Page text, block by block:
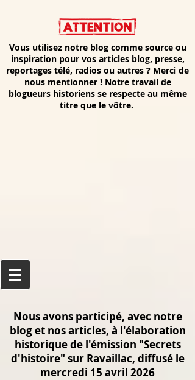
Vous utilisez notre blog comme source ou
inspiration pour vos articles blog, presse,
reportages télé, radios ou autres ? Merci de
nous mentionner ! Notre travail de
blogueurs historiens se respecte au même
titre que le vôtre.
Nous avons participé, avec notre
blog et nos articles, à l'élaboration
historique de l'émission "Secrets
d'histoire" sur Ravaillac, diffusé le
mercredi 15 avril 2026